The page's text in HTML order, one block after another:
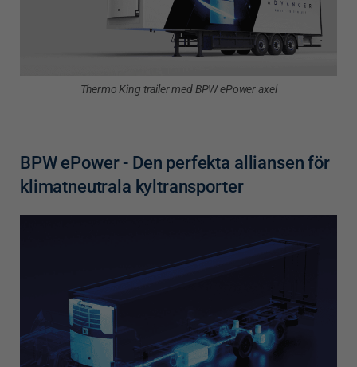
Thermo King trailer med BPW ePower axel
BPW ePower - Den perfekta alliansen för
klimatneutrala kyltransporter